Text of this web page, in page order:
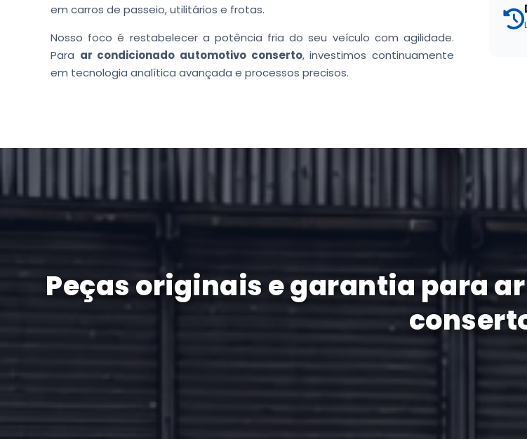
em carros de passeio, utilitários e frotas.
Nosso foco é restabelecer a potência fria do seu veículo com agilidade.
Para ar condicionado automotivo conserto, investimos continuamente
em tecnologia analítica avançada e processos precisos.
Peças originais e garantia para